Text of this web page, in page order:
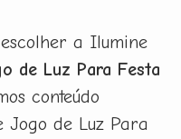
a Ilumine
de Luz Para Festa
conteúdo
Jogo de Luz Para